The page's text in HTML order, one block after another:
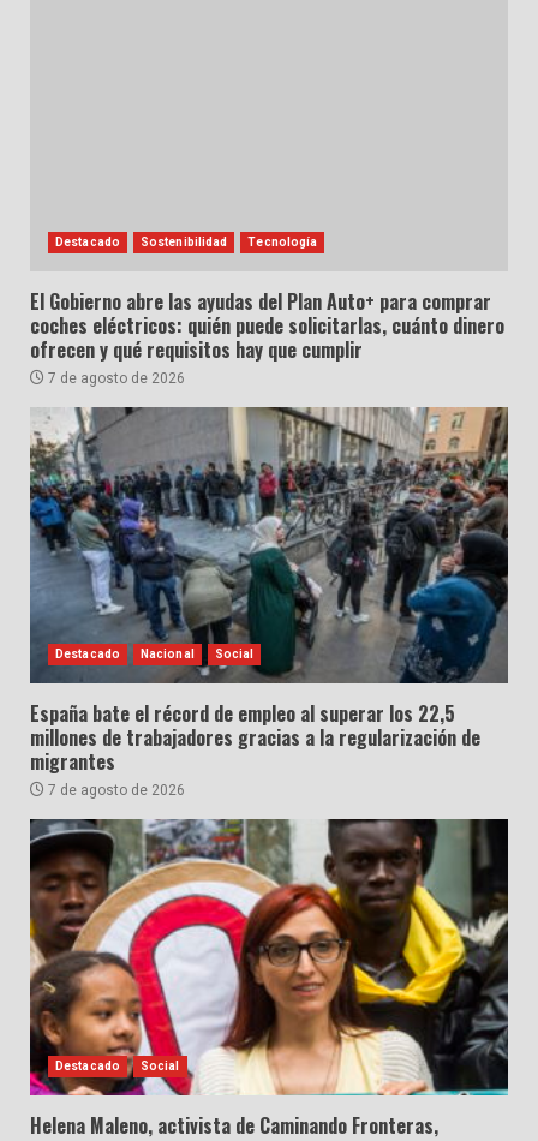
Destacado Sostenibilidad Tecnología
El Gobierno abre las ayudas del Plan Auto+ para comprar
coches eléctricos: quién puede solicitarlas, cuánto dinero
ofrecen y qué requisitos hay que cumplir
7 de agosto de 2026
Destacado Nacional Social
España bate el récord de empleo al superar los 22,5
millones de trabajadores gracias a la regularización de
migrantes
7 de agosto de 2026
Destacado Social
Helena Maleno, activista de Caminando Fronteras,